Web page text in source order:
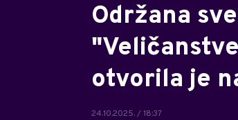
Održana
otvorila je
24.10.2025. / 18:37